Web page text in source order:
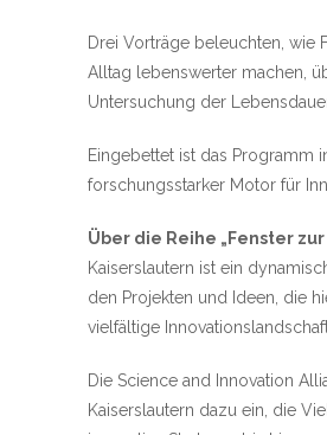
Drei Vorträge beleuchten, wie
Alltag lebenswerter machen,
Untersuchung der
Eingebettet ist das Programm
forschungsstarker Motor für
Über die Reihe „Fenster
Kaiserslautern ist ein
den Projekten und Ideen, die
vielfältige
Die Science and Innovation
Kaiserslautern dazu ein, die